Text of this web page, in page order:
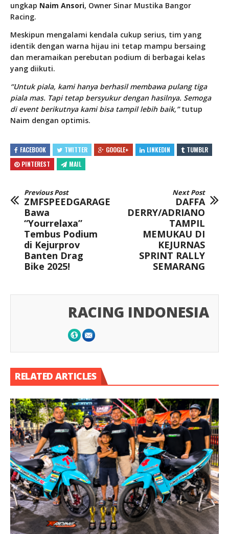
ungkap Naim Ansori, Owner Sinar Mustika Bangor
Racing.
Meskipun mengalami kendala cukup serius, tim yang
identik dengan warna hijau ini tetap mampu bersaing
dan meramaikan perebutan podium di berbagai kelas
yang diikuti.
“Untuk piala, kami hanya berhasil membawa pulang tiga
piala mas. Tapi tetap bersyukur dengan hasilnya. Semoga
di event berikutnya kami bisa tampil lebih baik,”tutup
Naim dengan optimis.
FACEBOOK TWITTER GOOGLE+ LINKEDIN
TUMBLR
PINTEREST
MAIL
Previous Post
ZMFSPEEDGARAGE
Bawa
“Yourrelaxa”
Tembus Podium
di Kejurprov
Banten Drag
Bike 2025!
Next Post
DAFFA
DERRY/ADRIANO
TAMPIL
MEMUKAU DI
KEJURNAS
SPRINT RALLY
SEMARANG
RACING INDONESIA
RELATED ARTICLES